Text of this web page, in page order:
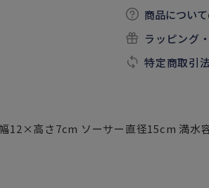
商品につい
ラッピング
特定商取引
12×高さ7cm ソーサー直径15cm 満水